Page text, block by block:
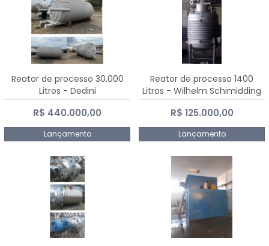
Reator de processo 30.000
Litros - Dedini
R$ 440.000,00
Lançamento
Reator de processo 1400
Litros - Wilhelm Schimidding
R$ 125.000,00
Lançamento